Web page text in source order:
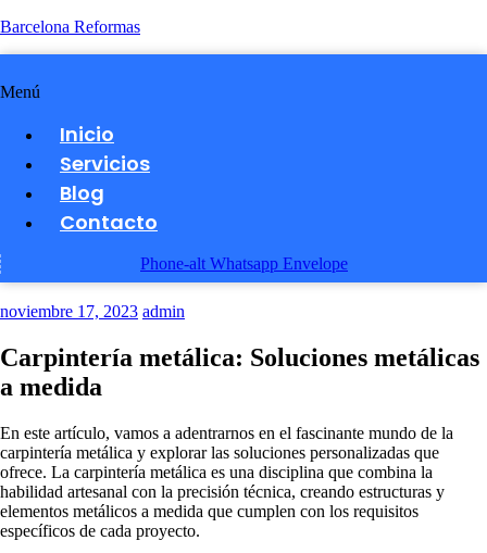
Barcelona Reformas
Menú
Inicio
Servicios
Blog
Contacto
Phone-alt Whatsapp Envelope
noviembre 17, 2023 admin
Carpintería metálica: Soluciones metálicas
a medida
En este artículo, vamos a adentrarnos en el fascinante mundo de la
carpintería metálica y explorar las soluciones personalizadas que
ofrece. La carpintería metálica es una disciplina que combina la
habilidad artesanal con la precisión técnica, creando estructuras y
elementos metálicos a medida que cumplen con los requisitos
específicos de cada proyecto.